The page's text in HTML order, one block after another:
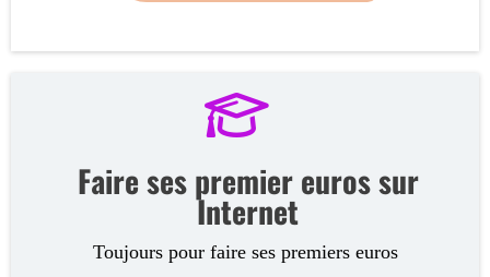
Faire ses premier euros sur
Internet
Toujours pour faire ses premiers euros